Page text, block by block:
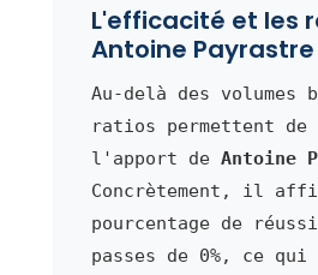
L'efficacité et les
Antoine Payrastre
Au-delà des volumes
ratios permettent de
l'apport de Antoine
Concrètement, il
pourcentage de
passes de 0%, ce